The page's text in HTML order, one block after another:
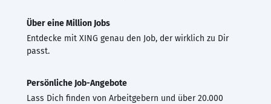
Über eine Million Jobs
Entdecke mit XING genau den Job, der wirklich zu Dir
passt.
Persönliche Job-Angebote
Lass Dich finden von Arbeitgebern und über 20.000